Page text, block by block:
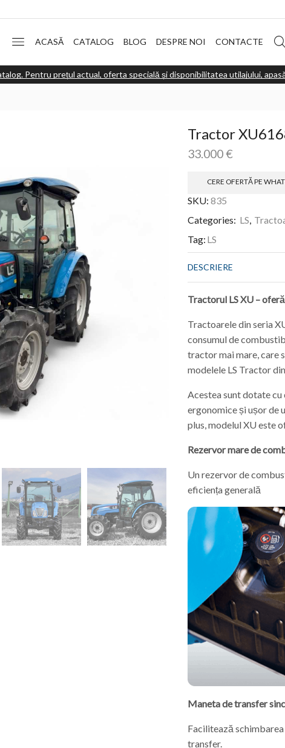
ACASĂ CATALOG BLOG DESPRE NOI CONTACTE
Pentru prețul actual, oferta specială și disponibilitatea utilajului,
Tractor
33.000€
CERE OFERTĂ PE
SKU: 835
Categories: LS
Tag: LS
DESCRIERE
Tractorul LS XU –
Tractoarele din seria
consumul de
tractor mai mare, care
modelele LS Tractor
Acestea sunt dotate
ergonomice și ușor de
plus, modelul XU este
Rezervor mare de
Un rezervor de
eficiența generală
Maneta de transfer
Facilitează
transfer.